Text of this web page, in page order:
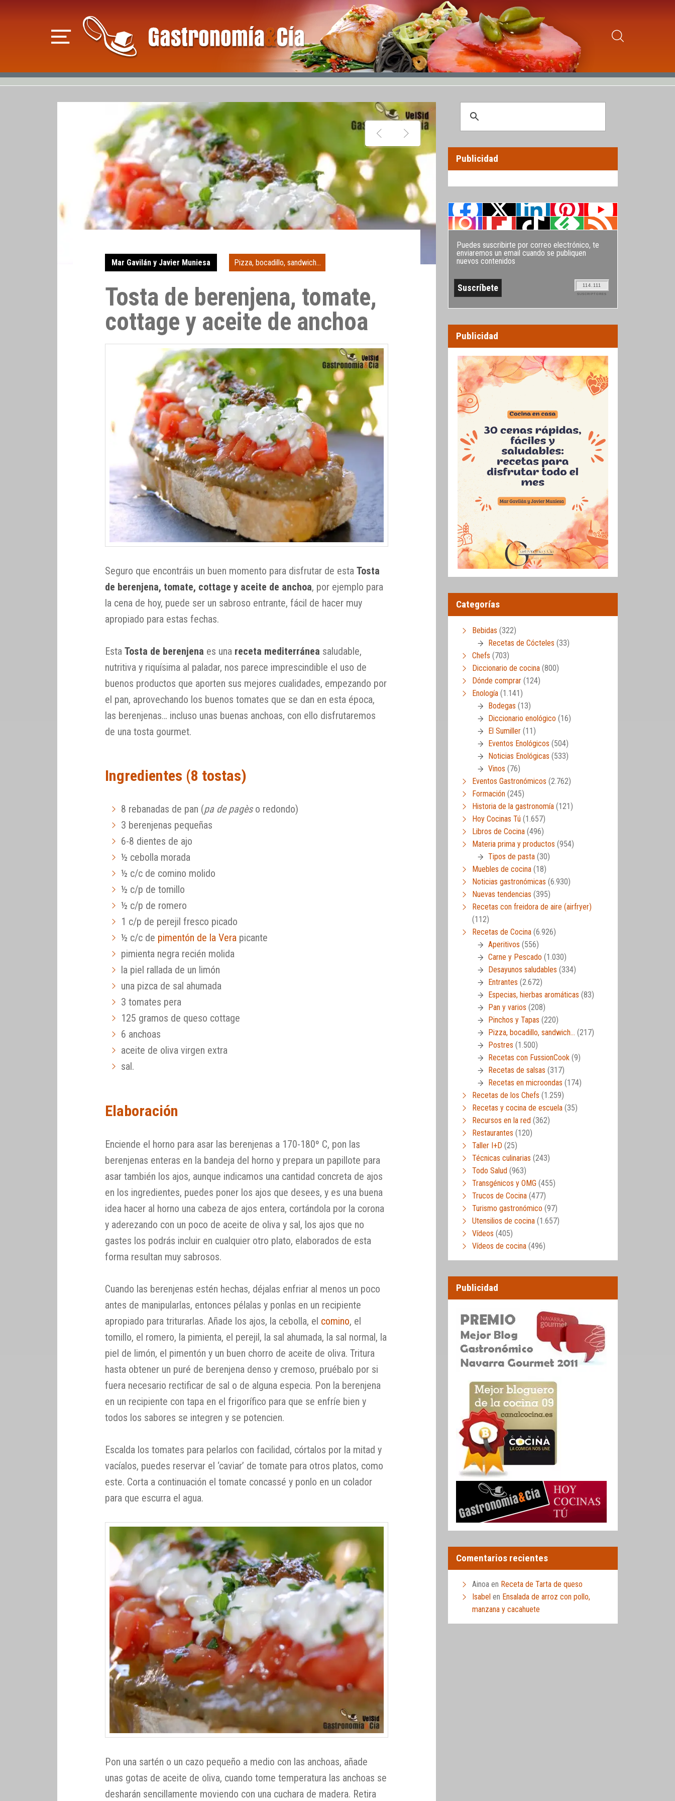
Mar Gavilán y Javier Muniesa Pizza, bocadillo, sandwich...
Tosta de berenjena, tomate,
cottage y aceite de anchoa
Seguro que encontráis un buen momento para disfrutar de estaTosta
de berenjena, tomate, cottage y aceite de anchoa, por ejemplo para
la cena de hoy, puede ser un sabroso entrante, fácil de hacer muy
apropiado para estas fechas.
EstaTosta de berenjena es una receta mediterránea saludable,
nutritiva y riquísima al paladar, nos parece imprescindible el uso de
buenos productos que aporten sus mejores cualidades, empezando por
el pan, aprovechando los buenos tomates que se dan en esta época,
las berenjenas… incluso unas buenas anchoas, con ello disfrutaremos
de una tosta gourmet.
Ingredientes (8 tostas)
8 rebanadas de pan (pa de pagèso redondo)
3 berenjenas pequeñas
6-8 dientes de ajo
½ cebolla morada
½ c/c de comino molido
½ c/p de tomillo
½ c/p de romero
1 c/p de perejil fresco picado
½ c/c de pimentón de la Vera picante
pimienta negra recién molida
la piel rallada de un limón
una pizca de sal ahumada
3 tomates pera
125 gramos de queso cottage
6 anchoas
aceite de oliva virgen extra
sal.
Elaboración
Enciende el horno para asar las berenjenas a 170-180º C, pon las
berenjenas enteras en la bandeja del horno y prepara un papillote para
asar también los ajos, aunque indicamos una cantidad concreta de ajos
en los ingredientes, puedes poner los ajos que desees, y es una buena
idea hacer al horno una cabeza de ajos entera, cortándola por la corona
y aderezando con un poco de aceite de oliva y sal, los ajos que no
gastes los podrás incluir en cualquier otro plato, elaborados de esta
forma resultan muy sabrosos.
Cuando las berenjenas estén hechas, déjalas enfriar al menos un poco
antes de manipularlas, entonces pélalas y ponlas en un recipiente
apropiado para triturarlas. Añade los ajos, la cebolla, el comino, el
tomillo, el romero, la pimienta, el perejil, la sal ahumada, la sal normal, la
piel de limón, el pimentón y un buen chorro de aceite de oliva. Tritura
hasta obtener un puré de berenjena denso y cremoso, pruébalo por si
fuera necesario rectificar de sal o de alguna especia. Pon la berenjena
en un recipiente con tapa en el frigorífico para que se enfríe bien y
todos los sabores se integren y se potencien.
Escalda los tomates para pelarlos con facilidad, córtalos por la mitad y
vacíalos, puedes reservar el ‘caviar’ de tomate para otros platos, como
este. Corta a continuación el tomate concassé y ponlo en un colador
para que escurra el agua.
Pon una sartén o un cazo pequeño a medio con las anchoas, añade
unas gotas de aceite de oliva, cuando tome temperatura las anchoas se
desharán sencillamente moviendo con una cuchara de madera. Retira
Publicidad
Puedes suscribirte por correo electrónico, te
enviaremos un email cuando se publiquen
nuevos contenidos
114.111
SUSCRIPTORES
Publicidad
Categorías
Bebidas (322)
Recetas de Cócteles (33)
Chefs (703)
Diccionario de cocina (800)
Dónde comprar (124)
Enología (1.141)
Bodegas (13)
Diccionario enológico (16)
El Sumiller (11)
Eventos Enológicos (504)
Noticias Enológicas (533)
Vinos (76)
Eventos Gastronómicos (2.762)
Formación (245)
Historia de la gastronomía (121)
Hoy Cocinas Tú (1.657)
Libros de Cocina (496)
Materia prima y productos (954)
Tipos de pasta (30)
Muebles de cocina (18)
Noticias gastronómicas (6.930)
Nuevas tendencias (395)
Recetas con freidora de aire (airfryer)
(112)
Recetas de Cocina (6.926)
Aperitivos (556)
Carne y Pescado (1.030)
Desayunos saludables (334)
Entrantes (2.672)
Especias, hierbas aromáticas (83)
Pan y varios (208)
Pinchos y Tapas (220)
Pizza, bocadillo, sandwich… (217)
Postres (1.500)
Recetas con FussionCook (9)
Recetas de salsas (317)
Recetas en microondas (174)
Recetas de los Chefs (1.259)
Recetas y cocina de escuela (35)
Recursos en la red (362)
Restaurantes (120)
Taller I+D (25)
Técnicas culinarias (243)
Todo Salud (963)
Transgénicos y OMG (455)
Trucos de Cocina (477)
Turismo gastronómico (97)
Utensilios de cocina (1.657)
Vídeos (405)
Vídeos de cocina (496)
Publicidad
Comentarios recientes
Ainoa en Receta de Tarta de queso
Isabel en Ensalada de arroz con pollo,
manzana y cacahuete